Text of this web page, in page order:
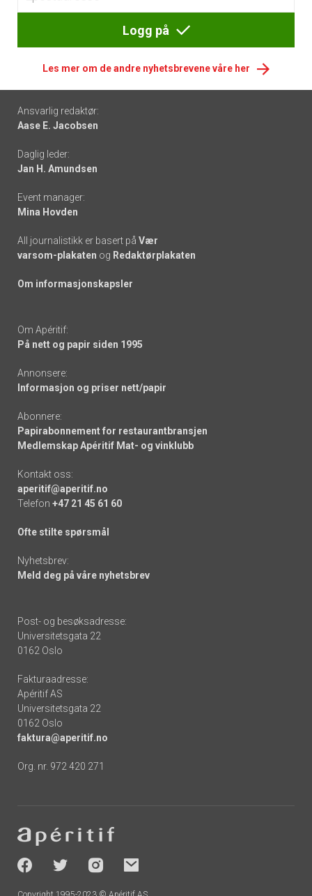
Logg på
Les mer om de andre nyhetsbrevene våre her
Footer
-
links
Ansvarlig redaktør:
Aase E. Jacobsen
Daglig leder:
Jan H. Amundsen
Event manager:
Mina Hovden
All journalistikk er basert på Vær
varsom-plakaten og Redaktørplakaten
Om informasjonskapsler
Om Apéritif:
På nett og papir siden 1995
Annonsere:
Informasjon og priser nett/papir
Abonnere:
Papirabonnement for restaurantbransjen
Medlemskap Apéritif Mat- og vinklubb
Kontakt oss:
aperitif@aperitif.no
Telefon +47 21 45 61 60
Ofte stilte spørsmål
Nyhetsbrev:
Meld deg på våre nyhetsbrev
Post- og besøksadresse:
Universitetsgata 22
0162 Oslo
Fakturaadresse:
Apéritif AS
Universitetsgata 22
0162 Oslo
faktura@aperitif.no
Org. nr. 972 420 271
-
socials